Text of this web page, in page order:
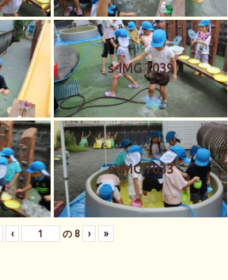
s-IMG 7039
s-IMG 7033
‹ の 8 › »